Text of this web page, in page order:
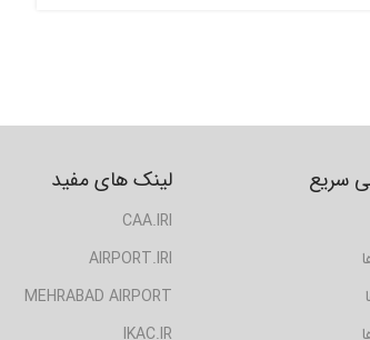
لینک های مفید
CAA.IRI
AIRPORT.IRI
MEHRABAD AIRPORT
IKAC.IR
سریع